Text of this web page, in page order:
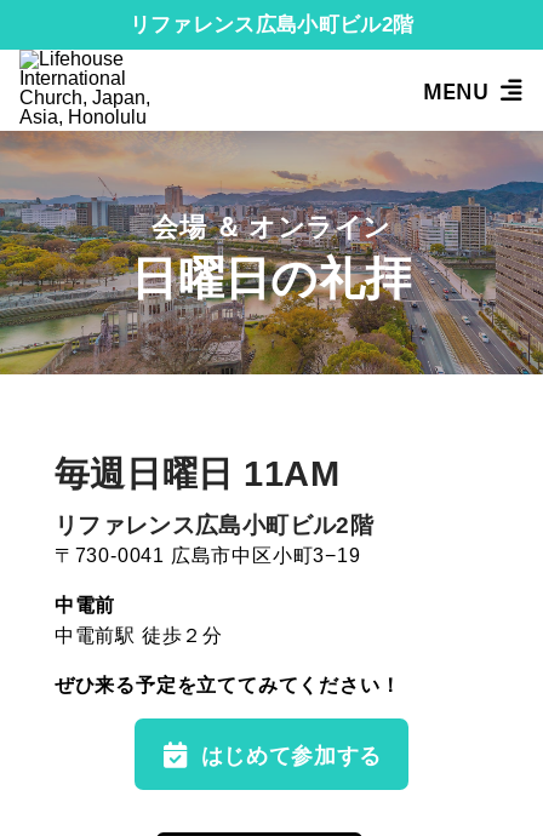
リファレンス広島小町ビル2階
MENU
会場 ＆ オンライン
日曜日の礼拝
毎週日曜日 11AM
リファレンス広島小町ビル2階
〒730-0041 広島市中区小町3−19
中電前
中電前駅 徒歩２分
ぜひ来る予定を立ててみてください！
はじめて参加する